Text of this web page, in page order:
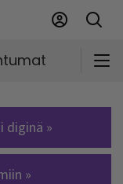
diginä »
»